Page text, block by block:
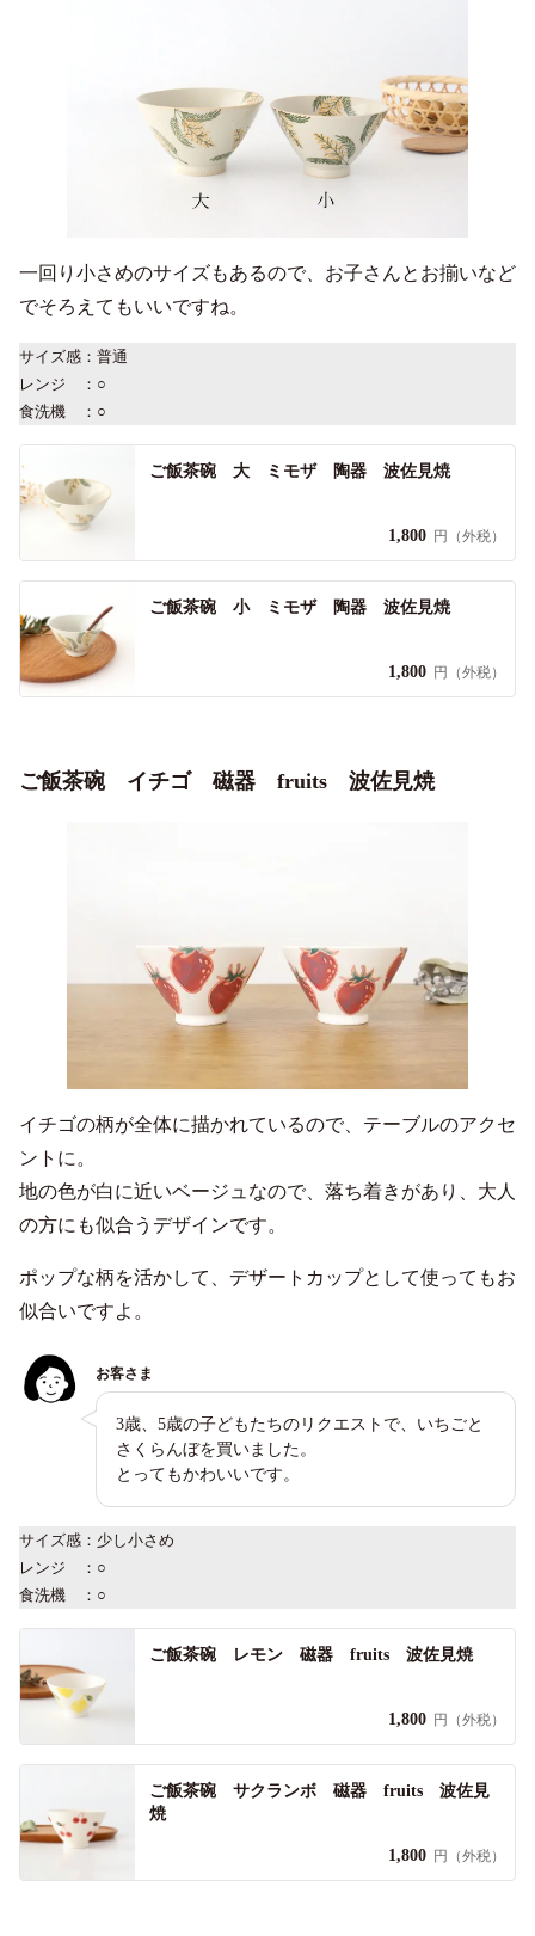
一回り小さめのサイズもあるので、お子さんとお揃いなど
でそろえてもいいですね。
サイズ感：普通
レンジ ：○
食洗機 ：○
ご飯茶碗 大 ミモザ 陶器 波佐見焼
1,800 円（外税）
ご飯茶碗 小 ミモザ 陶器 波佐見焼
1,800 円（外税）
ご飯茶碗 イチゴ 磁器 fruits 波佐見焼
イチゴの柄が全体に描かれているので、テーブルのアクセ
ントに。
地の色が白に近いベージュなので、落ち着きがあり、大人
の方にも似合うデザインです。
ポップな柄を活かして、デザートカップとして使ってもお
似合いですよ。
お客さま
3歳、5歳の子どもたちのリクエストで、いちごと
さくらんぼを買いました。
とってもかわいいです。
サイズ感：少し小さめ
レンジ ：○
食洗機 ：○
ご飯茶碗 レモン 磁器 fruits 波佐見焼
1,800 円（外税）
ご飯茶碗 サクランボ 磁器 fruits 波佐見
焼
1,800 円（外税）